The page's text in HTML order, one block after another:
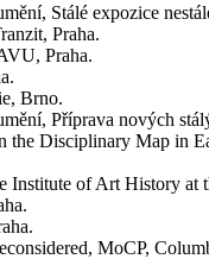
Stálé expozice
Praha.
Praha.
Brno.
Příprava nových
Disciplinary Map in
of Art History at
MoCP,